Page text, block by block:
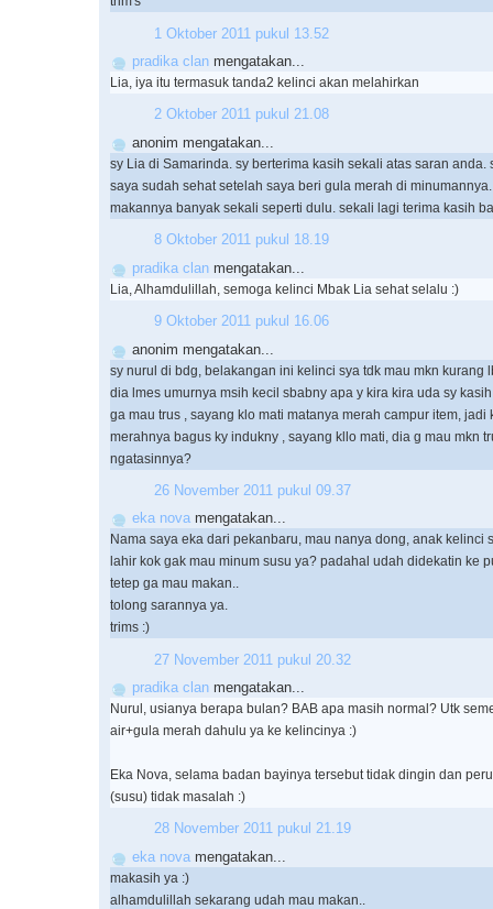
1 Oktober 2011 pukul 13.52
pradika clan mengatakan...
Lia, iya itu termasuk tanda2 kelinci akan melahirkan
2 Oktober 2011 pukul 21.08
anonim mengatakan...
sy Lia di Samarinda. sy berterima kasih sekali atas saran anda.
saya sudah sehat setelah saya beri gula merah di
makannya banyak sekali seperti dulu. sekali lagi terima kasih
8 Oktober 2011 pukul 18.19
pradika clan mengatakan...
Lia, Alhamdulillah, semoga kelinci Mbak Lia sehat selalu :)
9 Oktober 2011 pukul 16.06
anonim mengatakan...
sy nurul di bdg, belakangan ini kelinci sya tdk mau mkn kurang
dia lmes umurnya msih kecil sbabny apa y kira kira uda sy
ga mau trus , sayang klo mati matanya merah campur item, jadi
merahnya bagus ky indukny , sayang kllo mati, dia g mau mkn
ngatasinnya?
26 November 2011 pukul 09.37
eka nova mengatakan...
Nama saya eka dari pekanbaru, mau nanya dong, anak kelinci
lahir kok gak mau minum susu ya? padahal udah didekatin ke
tetep ga mau makan..
tolong sarannya ya.
trims :)
27 November 2011 pukul 20.32
pradika clan mengatakan...
Nurul, usianya berapa bulan? BAB apa masih normal? Utk
air+gula merah dahulu ya ke kelincinya :)
Eka Nova, selama badan bayinya tersebut tidak dingin dan
(susu) tidak masalah :)
28 November 2011 pukul 21.19
eka nova mengatakan...
makasih ya :)
alhamdulillah sekarang udah mau makan..